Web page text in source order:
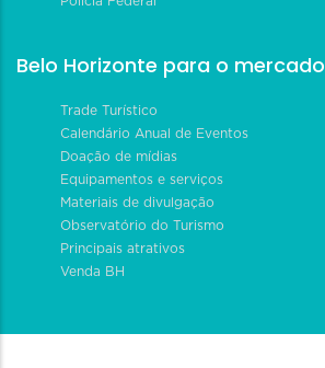
Belo Horizonte para o mercado
Trade Turístico
Calendário Anual de Eventos
Doação de mídias
Equipamentos e serviços
Materiais de divulgação
Observatório do Turismo
Principais atrativos
Venda BH